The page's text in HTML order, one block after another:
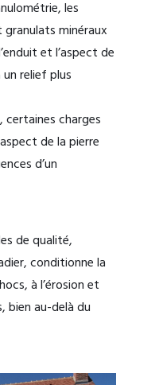
les
minéraux
et l’aspect de
un relief plus
charges
de la pierre
d’un
de qualité,
conditionne la
à l’érosion et
bien au-delà du